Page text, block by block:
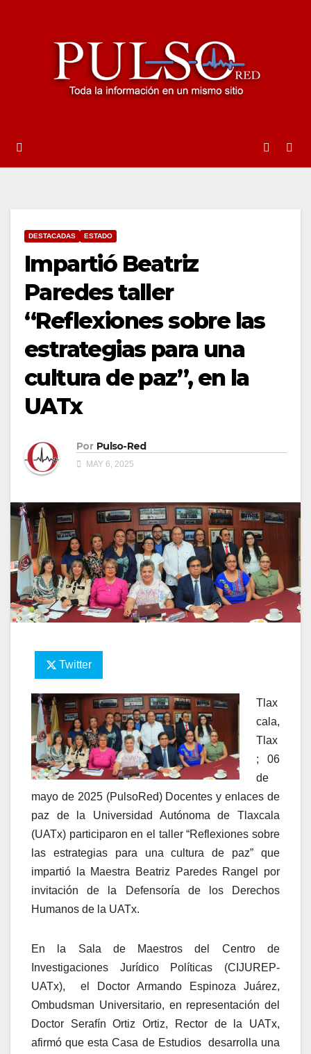
DESTACADAS ESTADO
Impartió Beatriz
Paredes taller
“Reflexiones sobre las
estrategias para una
cultura de paz”, en la
UATx
Por Pulso-Red
MAY 6, 2025
Twitter
Tlax
cala,
Tlax
; 06
de
mayo de 2025 (PulsoRed) Docentes y enlaces de
paz de la Universidad Autónoma de Tlaxcala
(UATx) participaron en el taller “Reflexiones sobre
las estrategias para una cultura de paz” que
impartió la Maestra Beatriz Paredes Rangel por
invitación de la Defensoría de los Derechos
Humanos de la UATx.
En la Sala de Maestros del Centro de
Investigaciones Jurídico Políticas (CIJUREP-
UATx), el Doctor Armando Espinoza Juárez,
Ombudsman Universitario, en representación del
Doctor Serafín Ortiz Ortiz, Rector de la UATx,
afirmó que esta Casa de Estudios desarrolla una